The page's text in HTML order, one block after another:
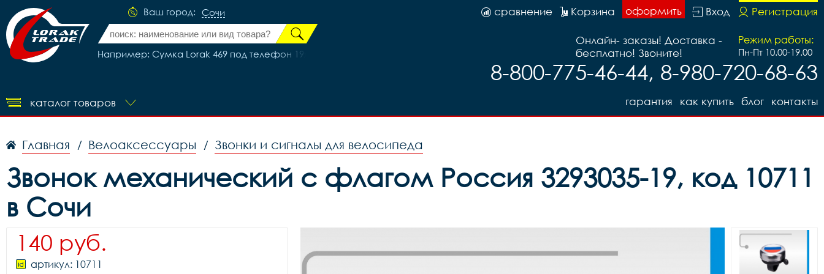
Ваш город: Сочи
Например: Сумка Lorak 469 под телефон 19х10х10см черно-жёлтый, код 46904
Регистрация
Вход
оформить
Корзина
сравнение
Режим работы:
Пн-Пт 10.00-19.00
Онлайн- заказы! Доставка -
бесплатно! Звоните!
8-800-775-46-44, 8-980-720-68-63
каталог товаров контакты
блог
как купить
гарантия
Главная / Велоаксессуары / Звонки и сигналы для велосипеда
Звонок механический с флагом Россия 3293035-19, код 10711
в Сочи
140 руб.
артикул: 10711